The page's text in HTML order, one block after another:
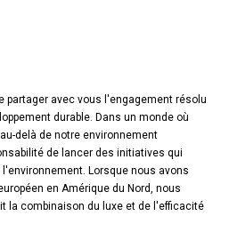
partager avec vous l'engagement résolu
durable. Dans un monde où
delà de notre environnement
de lancer des initiatives qui
Lorsque nous avons
en Amérique du Nord, nous
la combinaison du luxe et de l'efficacité